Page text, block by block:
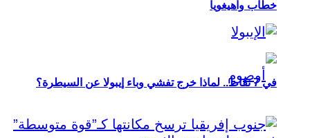
خطاب واهيغويا
في 7 نقاط.. لماذا خرج تفشي وباء إيبولا عن السيطرة؟